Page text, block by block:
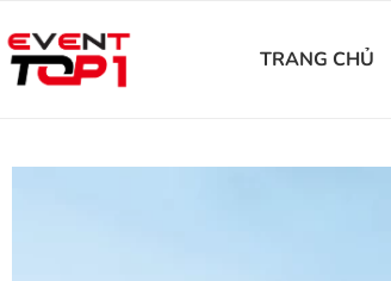
TRANG CHỦ